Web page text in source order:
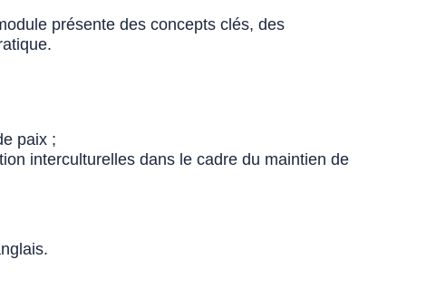
présente des concepts clés, des
paix ;
interculturelles dans le cadre du maintien de